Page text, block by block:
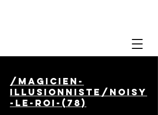
/magicien-
illusionniste/noisy
-le-roi-(78)